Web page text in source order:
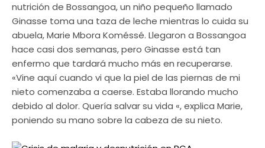
nutrición de Bossangoa, un niño pequeño llamado
Ginasse toma una taza de leche mientras lo cuida su
abuela, Marie Mbora Koméssé. Llegaron a Bossangoa
hace casi dos semanas, pero Ginasse está tan
enfermo que tardará mucho más en recuperarse.
«Vine aquí cuando vi que la piel de las piernas de mi
nieto comenzaba a caerse. Estaba llorando mucho
debido al dolor. Quería salvar su vida «, explica Marie,
poniendo su mano sobre la cabeza de su nieto.